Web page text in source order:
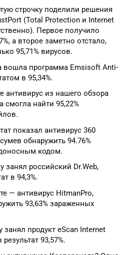
строчку поделили решения
(Total Protection и Internet
Первое получило
а второе заметно отстало,
95,71% вирусов.
вошла программа Emsisoft Anti-
в 95,34%.
антивирус из нашего обзора
смогла найти 95,22%
показал антивирус 360
обнаружить 94.76%
кодом.
занял российский Dr.Web,
в 94,3%.
— антивирус HitmanPro,
93,63% зараженных
занял продукт eScan Internet
93,57%.